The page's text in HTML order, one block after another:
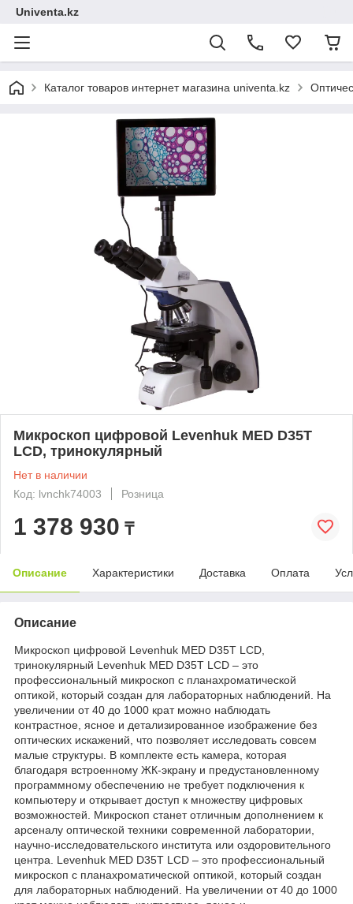
Univenta.kz
Каталог товаров интернет магазина univenta.kz
Микроскоп цифровой Levenhuk MED D35T
LCD, тринокулярный
Нет в наличии
Код: lvnchk74003
Розница
1 378 930 ₸
Описание Характеристики Доставка Оплата
Описание
Микроскоп цифровой Levenhuk MED D35T LCD,
тринокулярный Levenhuk MED D35T LCD – это
профессиональный микроскоп с планахроматической
оптикой, который создан для лабораторных наблюдений. На
увеличении от 40 до 1000 крат можно наблюдать
контрастное, ясное и детализированное изображение без
оптических искажений, что позволяет исследовать совсем
малые структуры. В комплекте есть камера, которая
благодаря встроенному ЖК-экрану и предустановленному
программному обеспечению не требует подключения к
компьютеру и открывает доступ к множеству цифровых
возможностей. Микроскоп станет отличным дополнением к
арсеналу оптической техники современной лаборатории,
научно-исследовательского института или оздоровительного
центра. Levenhuk MED D35T LCD – это профессиональный
микроскоп с планахроматической оптикой, который создан
для лабораторных наблюдений. На увеличении от 40 до 1000